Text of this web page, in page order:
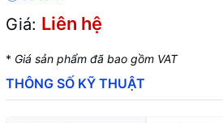
Giá: Liên hệ
* Giá sản phẩm đã bao gồm VAT
THÔNG SỐ KỸ THUẬT